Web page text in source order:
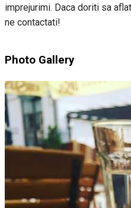
imprejurimi. Daca doriti sa
ne contactati!
Photo Gallery